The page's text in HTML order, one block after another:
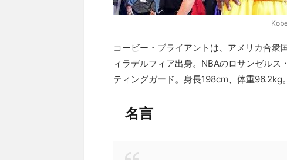
コービー・ブライアントは、アメリカ合衆
ィラデルフィア出身。NBAのロサンゼル
ティングガード。身長198cm、体重96.2kg
名言